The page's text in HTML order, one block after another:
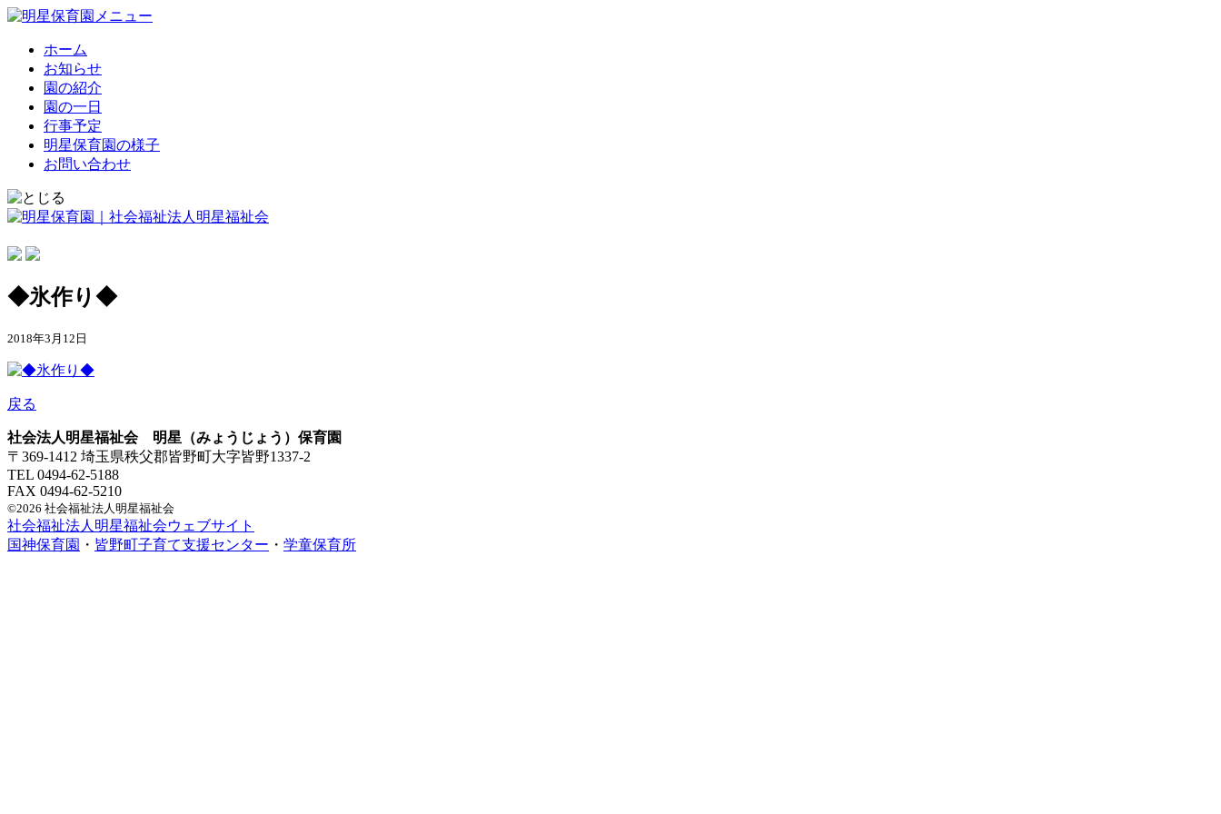
ホーム
お知らせ
園の紹介
園の一日
行事予定
明星保育園の様子
お問い合わせ
◆氷作り◆
2018年3月12日
戻る
社会法人明星福祉会 明星（みょうじょう）保育園
〒369-1412 埼玉県秩父郡皆野町大字皆野1337-2
TEL 0494-62-5188
FAX 0494-62-5210
©2026 社会福祉法人明星福祉会
社会福祉法人明星福祉会ウェブサイト
国神保育園 ・ 皆野町子育て支援センター ・ 学童保育所